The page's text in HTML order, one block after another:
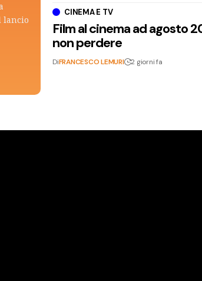
lancio
CINEMA E TV
Film al cinema ad agosto
non perdere
DiFRANCESCO LEMURI 2 giorni fa